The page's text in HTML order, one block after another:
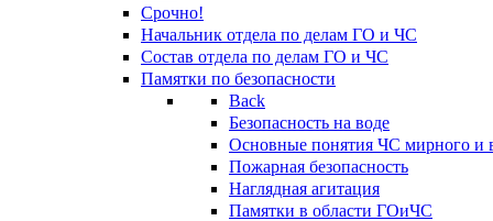
Срочно!
Начальник отдела по делам ГО и ЧС
Состав отдела по делам ГО и ЧС
Памятки по безопасности
Back
Безопасность на воде
Основные понятия ЧС мирного и
Пожарная безопасность
Наглядная агитация
Памятки в области ГОиЧС